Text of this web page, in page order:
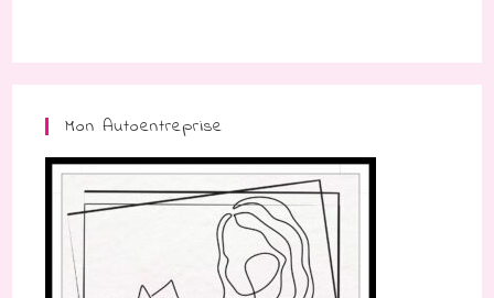
Mon Autoentreprise